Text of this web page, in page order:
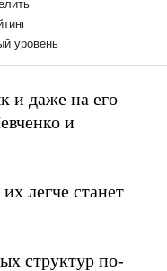
и даже на его
и
легче станет
структур по-